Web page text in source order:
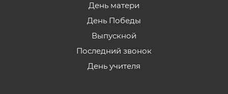
День матери
День Победы
Выпускной
Последний звонок
День учителя